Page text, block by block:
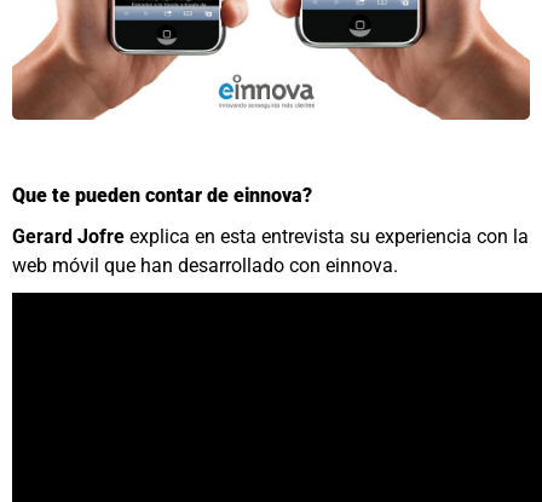
Que te pueden contar de einnova?
Gerard Jofre explica en esta entrevista su experiencia con la
web móvil que han desarrollado con einnova.